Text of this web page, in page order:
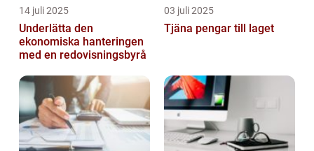
14 juli 2025
Underlätta den
ekonomiska hanteringen
med en redovisningsbyrå
03 juli 2025
Tjäna pengar till laget